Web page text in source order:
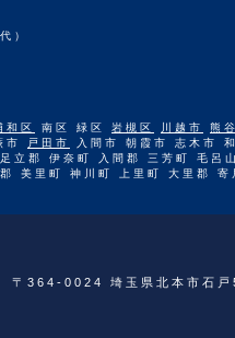
）
和区 南区 緑区 岩槻区 川越市 熊
市 戸田市 入間市 朝霞市 志木市
立郡 伊奈町 入間郡 三芳町 毛
美里町 神川町 上里町 大里郡
〒364-0024 埼玉県北本市石戸